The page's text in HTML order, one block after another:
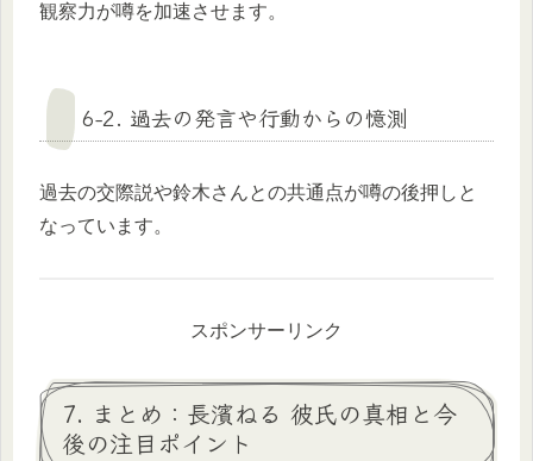
観察力が噂を加速させます。
6-2. 過去の発言や行動からの憶測
過去の交際説や鈴木さんとの共通点が噂の後押しと
なっています。
スポンサーリンク
7. まとめ：長濱ねる 彼氏の真相と今
後の注目ポイント